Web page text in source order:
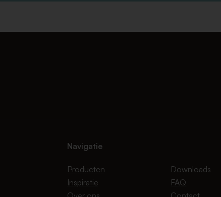
Navigatie
Producten
Inspiratie
Downloads
FAQ